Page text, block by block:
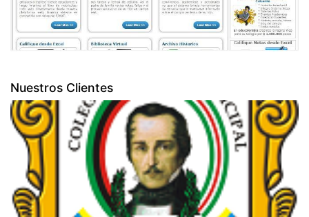
Nuestros Clientes